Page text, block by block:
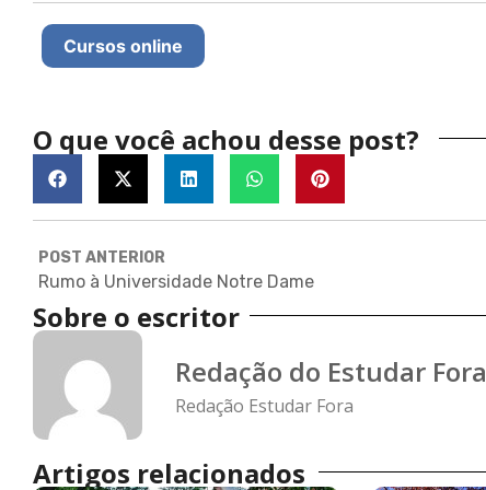
Cursos online
O que você achou desse post?
POST ANTERIOR
Rumo à Universidade Notre Dame
Sobre o escritor
Redação do Estudar Fora
Redação Estudar Fora
Artigos relacionados